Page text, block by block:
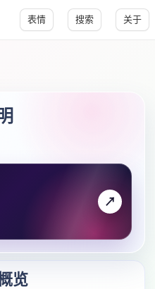
表情 搜索 关于
↗
览